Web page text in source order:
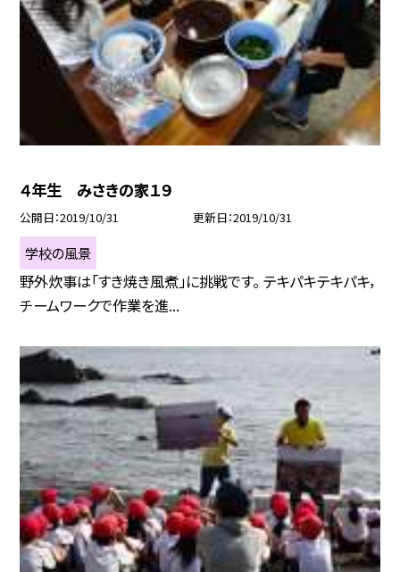
４年生 みさきの家１９
公開日 2019/10/31 更新日 2019/10/31
学校の風景
野外炊事は「すき焼き風煮」に挑戦です。 テキパキテキパキ，
チームワークで作業を進...